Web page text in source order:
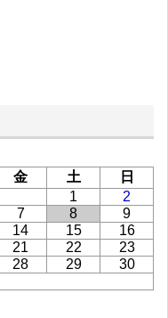
金 土
日
1
2
7 8
9
14 15
16
21 22
23
28 29
30